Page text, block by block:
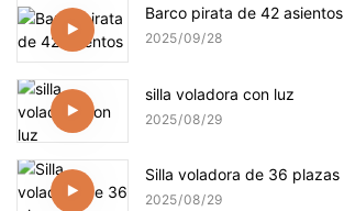
Barco pirata de 42 asientos
2025 09 28
silla voladora con luz
2025 08 29
Silla voladora de 36 plazas
2025 08 29